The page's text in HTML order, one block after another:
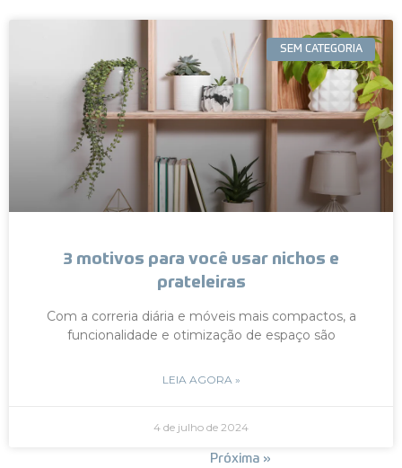
SEM CATEGORIA
3 motivos para você usar nichos e
prateleiras
Com a correria diária e móveis mais compactos, a
funcionalidade e otimização de espaço são
LEIA AGORA »
4 de julho de 2024
Próxima »